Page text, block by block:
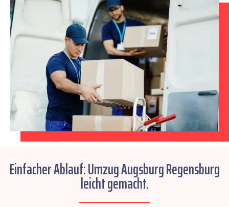
Einfacher Ablauf: Umzug Augsburg Regensburg
leicht gemacht.